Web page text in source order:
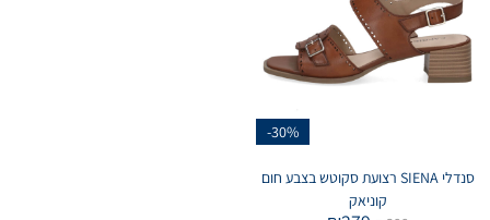
-30%
סנדלי SIENA רצועת סקוטש בצבע חום
קוניאק